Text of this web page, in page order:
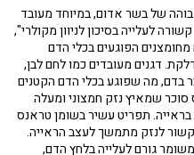
של בשר אדום, במיוחד מעובד
לעלייה בסיכון לניוון מקולרי",
הפוגעים בכלי הדם
דגנים מעובדים כמו לחם לבן,
בדם, מה שפוגע בכלי הדם הקטנים
שמאיץ נזק חמצוני ומעלה
תפריט עשיר בשומן טראנס
לנזק מתמשך לעצב הראייה.
גורם לעלייה בלחץ הדם,